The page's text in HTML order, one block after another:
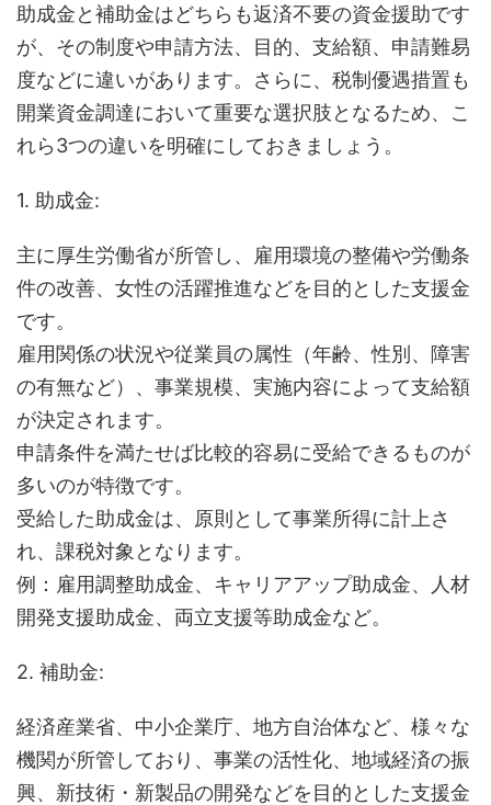
助成金と補助金はどちらも返済不要の資金援助です
が、その制度や申請方法、目的、支給額、申請難易
度などに違いがあります。さらに、税制優遇措置も
開業資金調達において重要な選択肢となるため、こ
れら3つの違いを明確にしておきましょう。
1. 助成金:
主に厚生労働省が所管し、雇用環境の整備や労働条
件の改善、女性の活躍推進などを目的とした支援金
です。
雇用関係の状況や従業員の属性（年齢、性別、障害
の有無など）、事業規模、実施内容によって支給額
が決定されます。
申請条件を満たせば比較的容易に受給できるものが
多いのが特徴です。
受給した助成金は、原則として事業所得に計上さ
れ、課税対象となります。
例：雇用調整助成金、キャリアアップ助成金、人材
開発支援助成金、両立支援等助成金など。
2. 補助金:
経済産業省、中小企業庁、地方自治体など、様々な
機関が所管しており、事業の活性化、地域経済の振
興、新技術・新製品の開発などを目的とした支援金